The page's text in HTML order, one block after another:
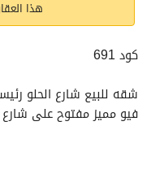
هذا
كود 691
شقه للبيع شارع الحلو
فيو مميز مفتوح على شارع